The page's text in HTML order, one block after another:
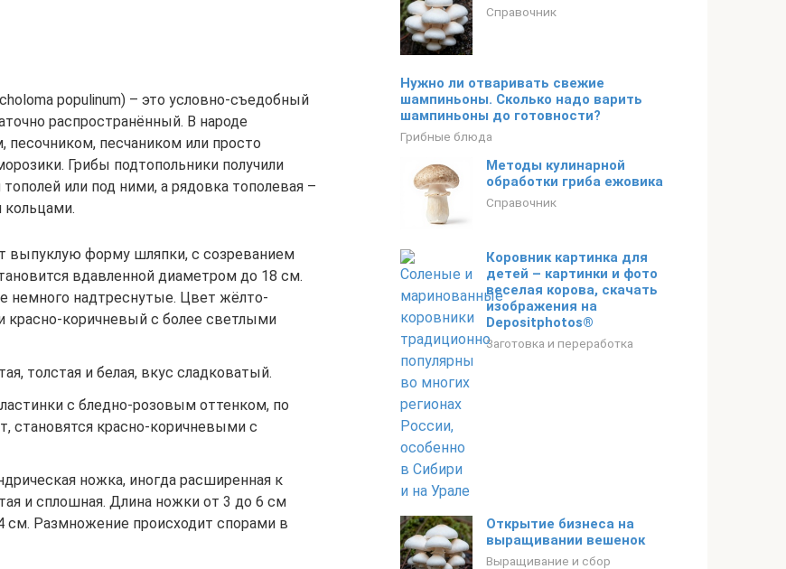
populinum) – это условно-съедобный
распространённый. В народе
песочником, песчаником или просто
Грибы подтопольники получили
или под ними, а рядовка тополевая –
кольцами.
форму шляпки, с созреванием
вдавленной диаметром до 18 см.
немного надтреснутые. Цвет жёлто-
красно-коричневый с более светлыми
толстая и белая, вкус сладковатый.
с бледно-розовым оттенком, по
становятся красно-коричневыми с
ножка, иногда расширенная к
и сплошная. Длина ножки от 3 до 6 см
см. Размножение происходит спорами в
Справочник
Нужно ли отваривать свежие
шампиньоны. Сколько надо варить
шампиньоны до готовности?
Грибные блюда
Методы кулинарной
обработки гриба ежовика
Справочник
Коровник картинка для
детей – картинки и фото
веселая корова, скачать
изображения на
Depositphotos®
Заготовка и переработка
Открытие бизнеса на
выращивании вешенок
Выращивание и сбор